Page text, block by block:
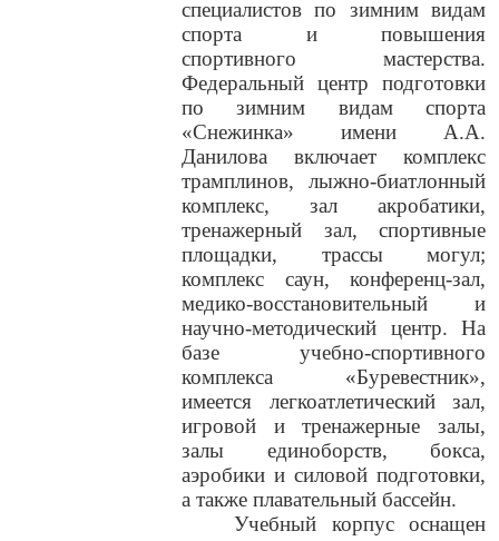
специалистов по зимним видам
спорта и повышения
спортивного мастерства.
Федеральный центр подготовки
по зимним видам спорта
«Снежинка» имени А.А.
Данилова включает комплекс
трамплинов, лыжно-биатлонный
комплекс, зал акробатики,
тренажерный зал, спортивные
площадки, трассы могул;
комплекс саун, конференц-зал,
медико-восстановительный и
научно-методический центр. На
базе учебно-спортивного
комплекса «Буревестник»,
имеется легкоатлетический зал,
игровой и тренажерные залы,
залы единоборств, бокса,
аэробики и силовой подготовки,
а также плавательный бассейн.
Учебный корпус оснащен